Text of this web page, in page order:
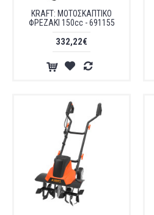
KRAFT: ΜΟΤΟΣΚΑΠΤΙΚΟ
ΦΡΕΖΑΚΙ 150cc - 691155
332,22€